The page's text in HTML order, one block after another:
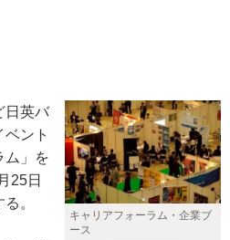
キャリアフォーラム・企業ブ
ース
日英バ
ント
ム」を
25日
。